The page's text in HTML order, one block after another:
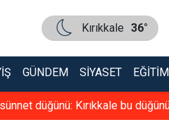
Kırıkkale 36°
GÜNDEM SIYASET EĞITIM
düğünü: Kırıkkale bu